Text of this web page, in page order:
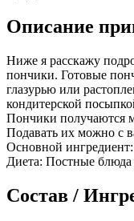
Описание
Ниже я расскажу
пончики. Готовые
глазурью или
кондитерской
Пончики получаются
Подавать их можно с
Основной
Диета: Постные блюда
Состав /